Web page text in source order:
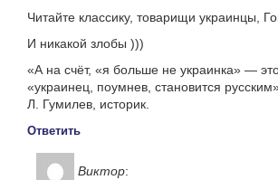
Читайте классику, товарищи украинцы,
И никакой злобы )))
«А на счёт, «я больше не украинка» —
«украинец, поумнев, становится
Л. Гумилев, историк.
Ответить
Виктор: